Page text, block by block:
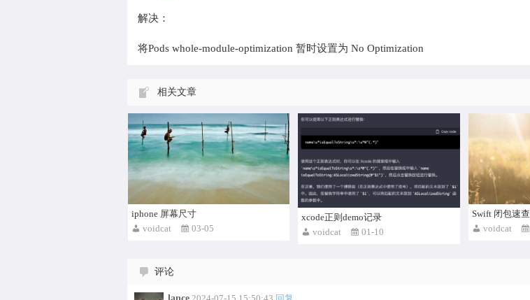
解决：
将Pods whole-module-optimization 暂时设置为 No Optimization
相关文章
屏幕快照源 6.5 英寸（iPhone XS
iphone 屏幕尺寸
voidcat
03-05
isEqualToStr…
xcode正则demo记录
voidcat
01-10
Swift 闭包速查
voidcat
评论